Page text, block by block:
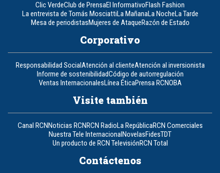
Clic VerdeClub de PrensaEl InformativoFlash Fashion
La entrevista de Tomás MosciattiLa MañanaLa NocheLa Tarde
Mesa de periodistasMujeres de AtaqueRazón de Estado
Corporativo
Responsabilidad SocialAtención al clienteAtención al inversionista
Informe de sostenibilidadCódigo de autorregulación
Ventas InternacionalesLínea ÉticaPrensa RCNOBA
Visite también
Canal RCNNoticias RCNRCN RadioLa RepúblicaRCN Comerciales
Nuestra Tele InternacionalNovelasFidesTDT
Un producto de RCN TelevisiónRCN Total
Contáctenos